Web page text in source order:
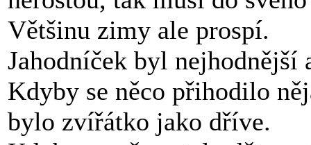
Většinu zimy ale
Jahodníček byl
Kdyby se něco přihodilo
bylo zvířátko jako dříve.